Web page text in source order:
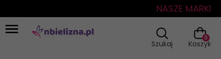
NASZE MARKI
Szukaj Koszyk
0